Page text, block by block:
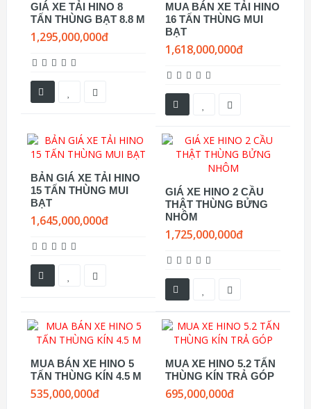
GIÁ XE TẢI HINO 8
TẤN THÙNG BẠT 8.8 M
1,295,000,000đ
MUA BÁN XE TẢI HINO
16 TẤN THÙNG MUI
BẠT
1,618,000,000đ
BẢN GIÁ XE TẢI HINO
15 TẤN THÙNG MUI
BẠT
1,645,000,000đ
GIÁ XE HINO 2 CẦU
THẬT THÙNG BỬNG
NHÔM
1,725,000,000đ
MUA BÁN XE HINO 5
TẤN THÙNG KÍN 4.5 M
535,000,000đ
MUA XE HINO 5.2 TẤN
THÙNG KÍN TRẢ GÓP
695,000,000đ